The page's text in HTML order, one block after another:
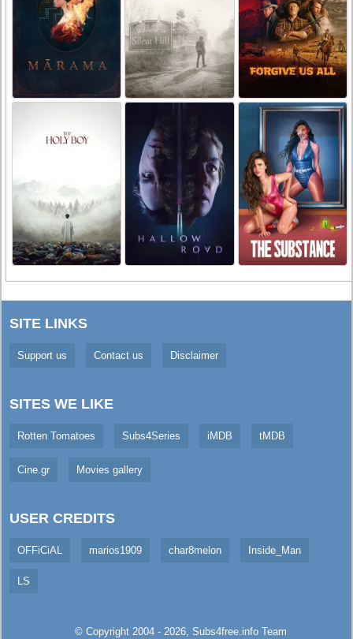
SITE LINKS
Support us Contact us Disclaimer
SITES WE LIKE
Rotten Tomatoes Subs4Series iMDB tMDB
Cine.gr Movies gallery
USER CREDITS
OFFiCiAL marios1909 char8melon Inside_Man
LS
© Copyright 2004 - 2026, Subs4free.infoTeam